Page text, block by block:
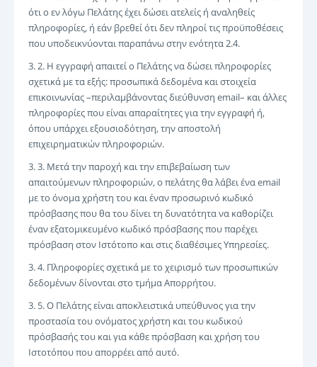
ότι ο εν λόγω Πελάτης έχει δώσει ατελείς ή αναληθείς
πληροφορίες, ή εάν βρεθεί ότι δεν πληροί τις προϋποθέσεις
που υποδεικνύονται παραπάνω στην ενότητα 2.4.
3. 2. Η εγγραφή απαιτεί ο Πελάτης να δώσει πληροφορίες
σχετικά με τα εξής: προσωπικά δεδομένα και στοιχεία
επικοινωνίας –περιλαμβάνοντας διεύθυνση email– και άλλες
πληροφορίες που είναι απαραίτητες για την εγγραφή ή,
όπου υπάρχει εξουσιοδότηση, την αποστολή
επιχειρηματικών πληροφοριών.
3. 3. Μετά την παροχή και την επιβεβαίωση των
απαιτούμενων πληροφοριών, ο πελάτης θα λάβει ένα email
με το όνομα χρήστη του και έναν προσωρινό κωδικό
πρόσβασης που θα του δίνει τη δυνατότητα να καθορίζει
έναν εξατομικευμένο κωδικό πρόσβασης που παρέχει
πρόσβαση στον Ιστότοπο και στις διαθέσιμες Υπηρεσίες.
3. 4. Πληροφορίες σχετικά με το χειρισμό των προσωπικών
δεδομένων δίνονται στο τμήμα Απορρήτου.
3. 5. Ο Πελάτης είναι αποκλειστικά υπεύθυνος για την
προστασία του ονόματος χρήστη και του κωδικού
πρόσβασής του και για κάθε πρόσβαση και χρήση του
Ιστοτόπου που απορρέει από αυτό.